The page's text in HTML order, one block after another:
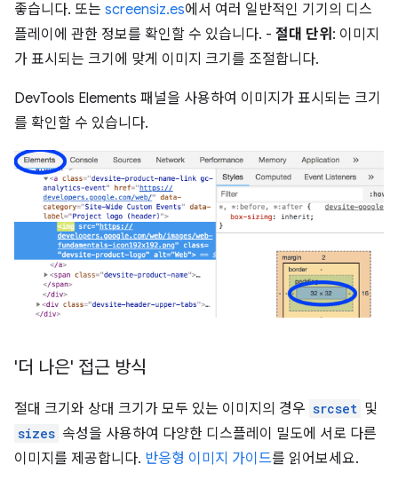
좋습니다. 또는 screensiz.es에서 여러 일반적인 기기의 디스
플레이에 관한 정보를 확인할 수 있습니다. - 절대 단위 : 이미지
가 표시되는 크기에 맞게 이미지 크기를 조절합니다.
DevTools Elements 패널을 사용하여 이미지가 표시되는 크기
를 확인할 수 있습니다.
'더 나은' 접근 방식
절대 크기와 상대 크기가 모두 있는 이미지의 경우 srcset 및
sizes 속성을 사용하여 다양한 디스플레이 밀도에 서로 다른
이미지를 제공합니다. 반응형 이미지 가이드를 읽어보세요.